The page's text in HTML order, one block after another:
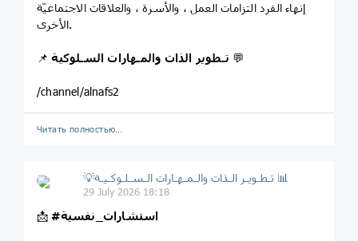
إنهاء الفرد التزامات العمل ، والأسرة ، والعلاقات الاجتماعيّة
الأخرى.
📌 💬
/channel/alnafs2
Читать полностью…
💡تـطـويـر الـذات والـمـهـارات الـسـلـوكـيـة 📊
29 July 2026 18:18
📩 #استشارات_نفسية